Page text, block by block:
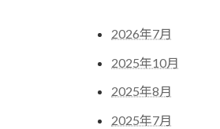
2026年7月
2025年10月
2025年8月
2025年7月